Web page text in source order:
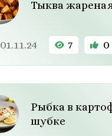
Тыква
01.11.24 7 0
Рыбка в
шубке